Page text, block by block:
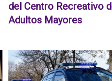
del Centro Recreativo
Adultos Mayores